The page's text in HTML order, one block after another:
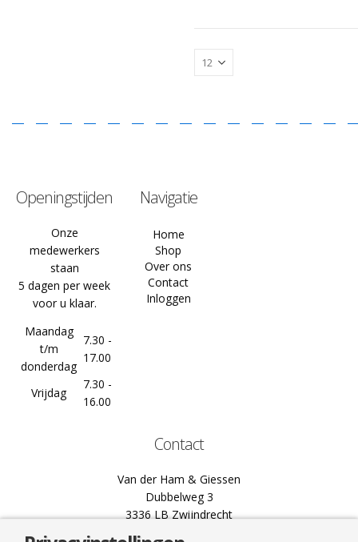
Openingstijden
Onze
medewerkers
staan
5 dagen per week
voor u klaar.
Maandag
t/m
donderdag
7.30 -
17.00
Vrijdag
7.30 -
16.00
Navigatie
Home
Shop
Over ons
Contact
Inloggen
Contact
Van der Ham & Giessen
Dubbelweg 3
3336 LB Zwijndrecht